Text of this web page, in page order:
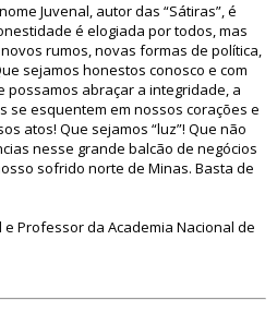
Juvenal, autor das “Sátiras”, é
é elogiada por todos, mas
rumos, novas formas de política,
sejamos honestos conosco e com
possamos abraçar a integridade, a
se esquentem em nossos corações e
atos! Que sejamos “luz”! Que não
nesse grande balcão de negócios
sofrido norte de Minas. Basta de
Professor da Academia Nacional de